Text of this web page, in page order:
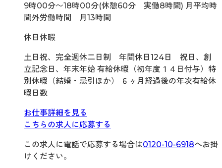
9時00分〜18時00分(休憩60分 実働8時間) 月平均時
間外労働時間 月13時間
休日休暇
土日祝、完全週休二日制 年間休日124日 祝日、創
立記念日、年末年始 有給休暇（初年度１４日付与）特
別休暇（結婚・忌引ほか） ６ヶ月経過後の年次有給休
暇日数
お仕事詳細を見る
こちらの求人に応募する
この求人に電話で応募する場合は0120-10-6918へお掛
けください。